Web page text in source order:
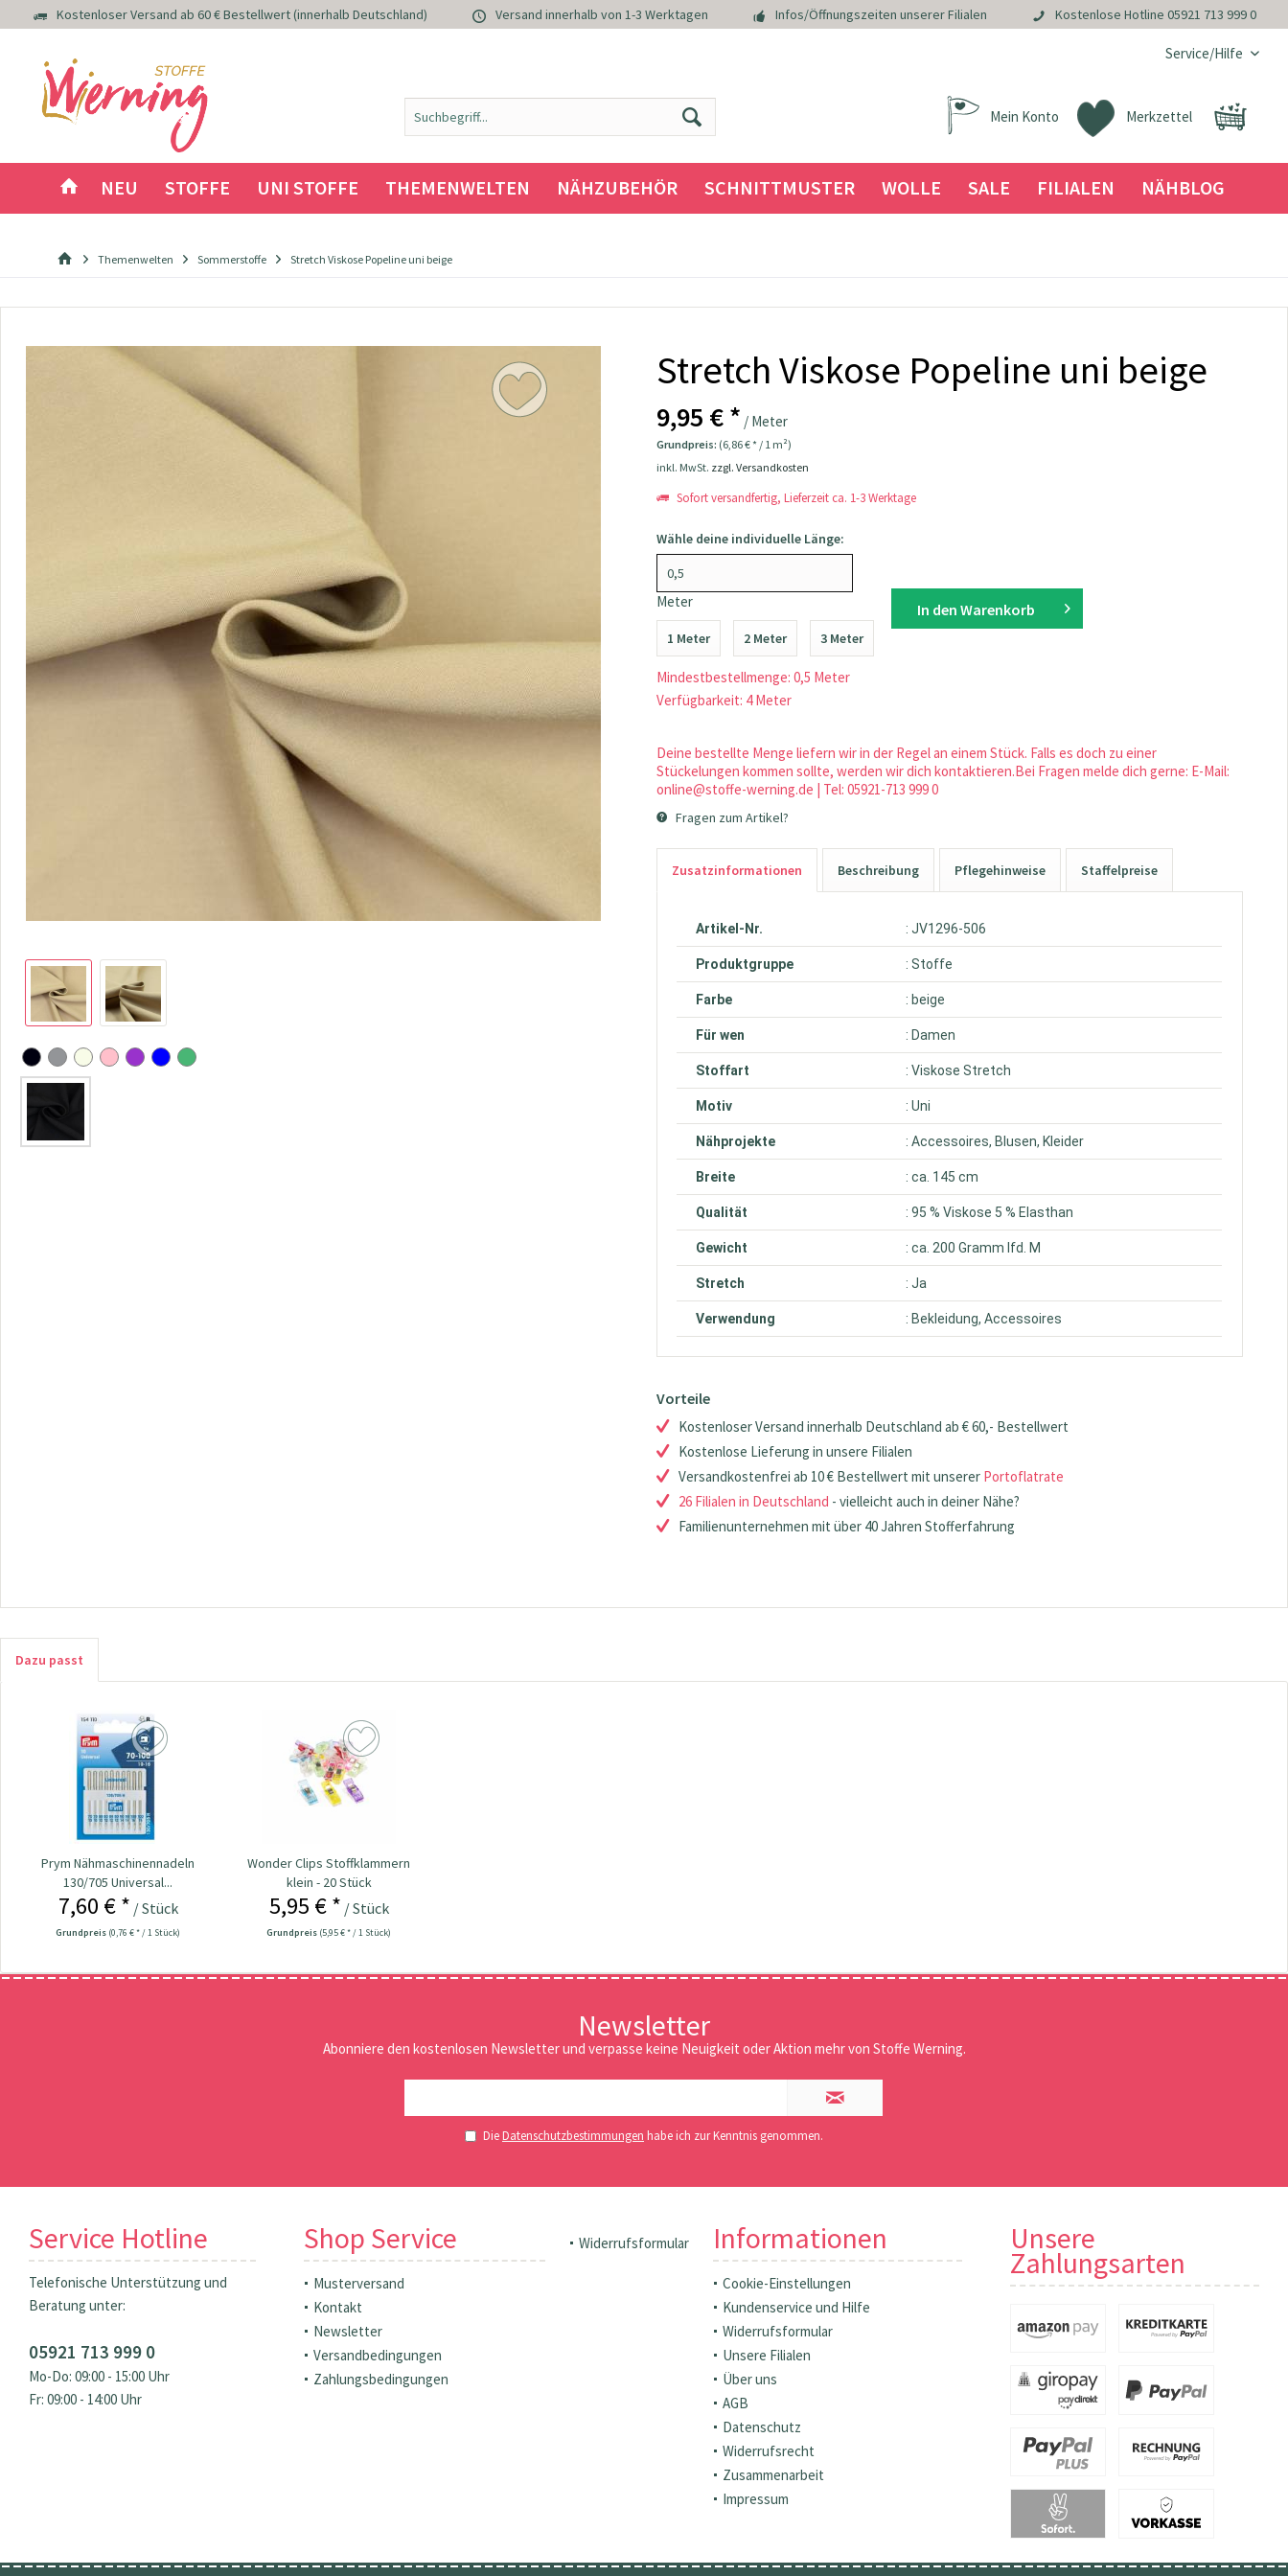
Kostenloser Versand ab 60 € Bestellwert (innerhalb Deutschland) Versand innerhalb von 1-3 Werktagen Infos/Öffnungszeiten unserer Filialen Kostenlose Hotline 05921 713 999 0
Service/Hilfe
Merkzettel
Mein Konto
NEU STOFFE UNI STOFFE THEMENWELTEN NÄHZUBEHÖR SCHNITTMUSTER WOLLE SALE FILIALEN NÄHBLOG
Themenwelten Sommerstoffe Stretch Viskose Popeline uni beige
Stretch Viskose Popeline uni beige
9,95 € * / Meter
Grundpreis: (6,86 € * / 1 m²)
inkl. MwSt. zzgl. Versandkosten
Sofort versandfertig, Lieferzeit ca. 1-3 Werktage
Wähle deine individuelle Länge:
Meter
1 Meter 2 Meter 3 Meter
Mindestbestellmenge: 0,5 Meter
Verfügbarkeit: 4 Meter
In den Warenkorb
Deine bestellte Menge liefern wir in der Regel an einem Stück. Falls es doch zu einer
Stückelungen kommen sollte, werden wir dich kontaktieren.Bei Fragen melde dich gerne: E-Mail:
online@stoffe-werning.de | Tel: 05921-713 999 0
Fragen zum Artikel?
Zusatzinformationen Beschreibung Pflegehinweise Staffelpreise
Artikel-Nr. : JV1296-506
Produktgruppe : Stoffe
Farbe : beige
Für wen : Damen
Stoffart : Viskose Stretch
Motiv : Uni
Nähprojekte : Accessoires, Blusen, Kleider
Breite : ca. 145 cm
Qualität : 95 % Viskose 5 % Elasthan
Gewicht : ca. 200 Gramm lfd. M
Stretch : Ja
Verwendung : Bekleidung, Accessoires
Vorteile
Kostenloser Versand innerhalb Deutschland ab € 60,- Bestellwert
Kostenlose Lieferung in unsere Filialen
Versandkostenfrei ab 10 € Bestellwert mit unserer Portoflatrate
26 Filialen in Deutschland - vielleicht auch in deiner Nähe?
Familienunternehmen mit über 40 Jahren Stofferfahrung
Dazu passt
Prym Nähmaschinennadeln
130/705 Universal...
7,60 € * / Stück
Grundpreis (0,76 € * / 1 Stück)
Wonder Clips Stoffklammern
klein - 20 Stück
5,95 € * / Stück
Grundpreis (5,95 € * / 1 Stück)
Newsletter
Abonniere den kostenlosen Newsletter und verpasse keine Neuigkeit oder Aktion mehr von Stoffe Werning.
DieDatenschutzbestimmungen habe ich zur Kenntnis genommen.
Service Hotline
Telefonische Unterstützung und
Beratung unter:
05921 713 999 0
Mo-Do: 09:00 - 15:00 Uhr
Fr: 09:00 - 14:00 Uhr
Shop Service
Musterversand
Kontakt
Newsletter
Versandbedingungen
Zahlungsbedingungen
Widerrufsformular Informationen
Cookie-Einstellungen
Kundenservice und Hilfe
Widerrufsformular
Unsere Filialen
Über uns
AGB
Datenschutz
Widerrufsrecht
Zusammenarbeit
Impressum
Unsere
Zahlungsarten